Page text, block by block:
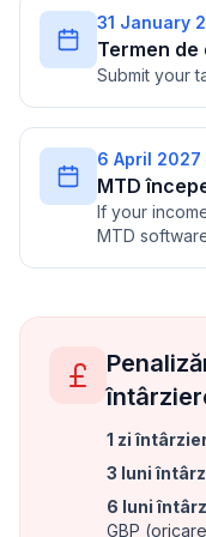
31 January
Termen
Submit your
6 April 2027
MTD
If your
MTD
1 zi
3 luni
6 luni
GBP